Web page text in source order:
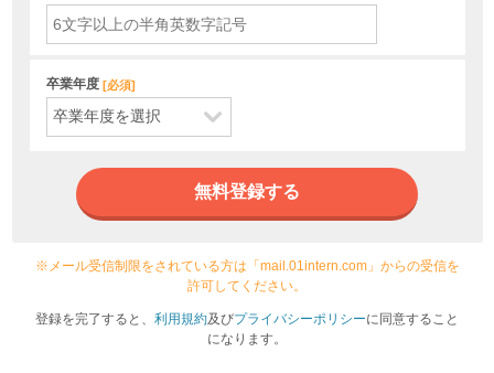
卒業年度 [必須]
無料登録する
※メール受信制限をされている方は「mail.01intern.com」からの受信を
許可してください。
登録を完了すると、 利用規約及びプライバシーポリシーに同意すること
になります。